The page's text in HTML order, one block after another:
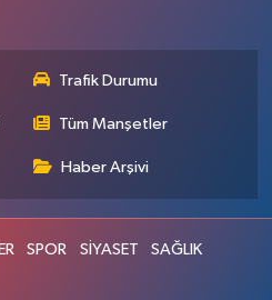
Trafik Durumu
Tüm Manşetler
Haber Arşivi
SPOR SİYASET SAĞLIK